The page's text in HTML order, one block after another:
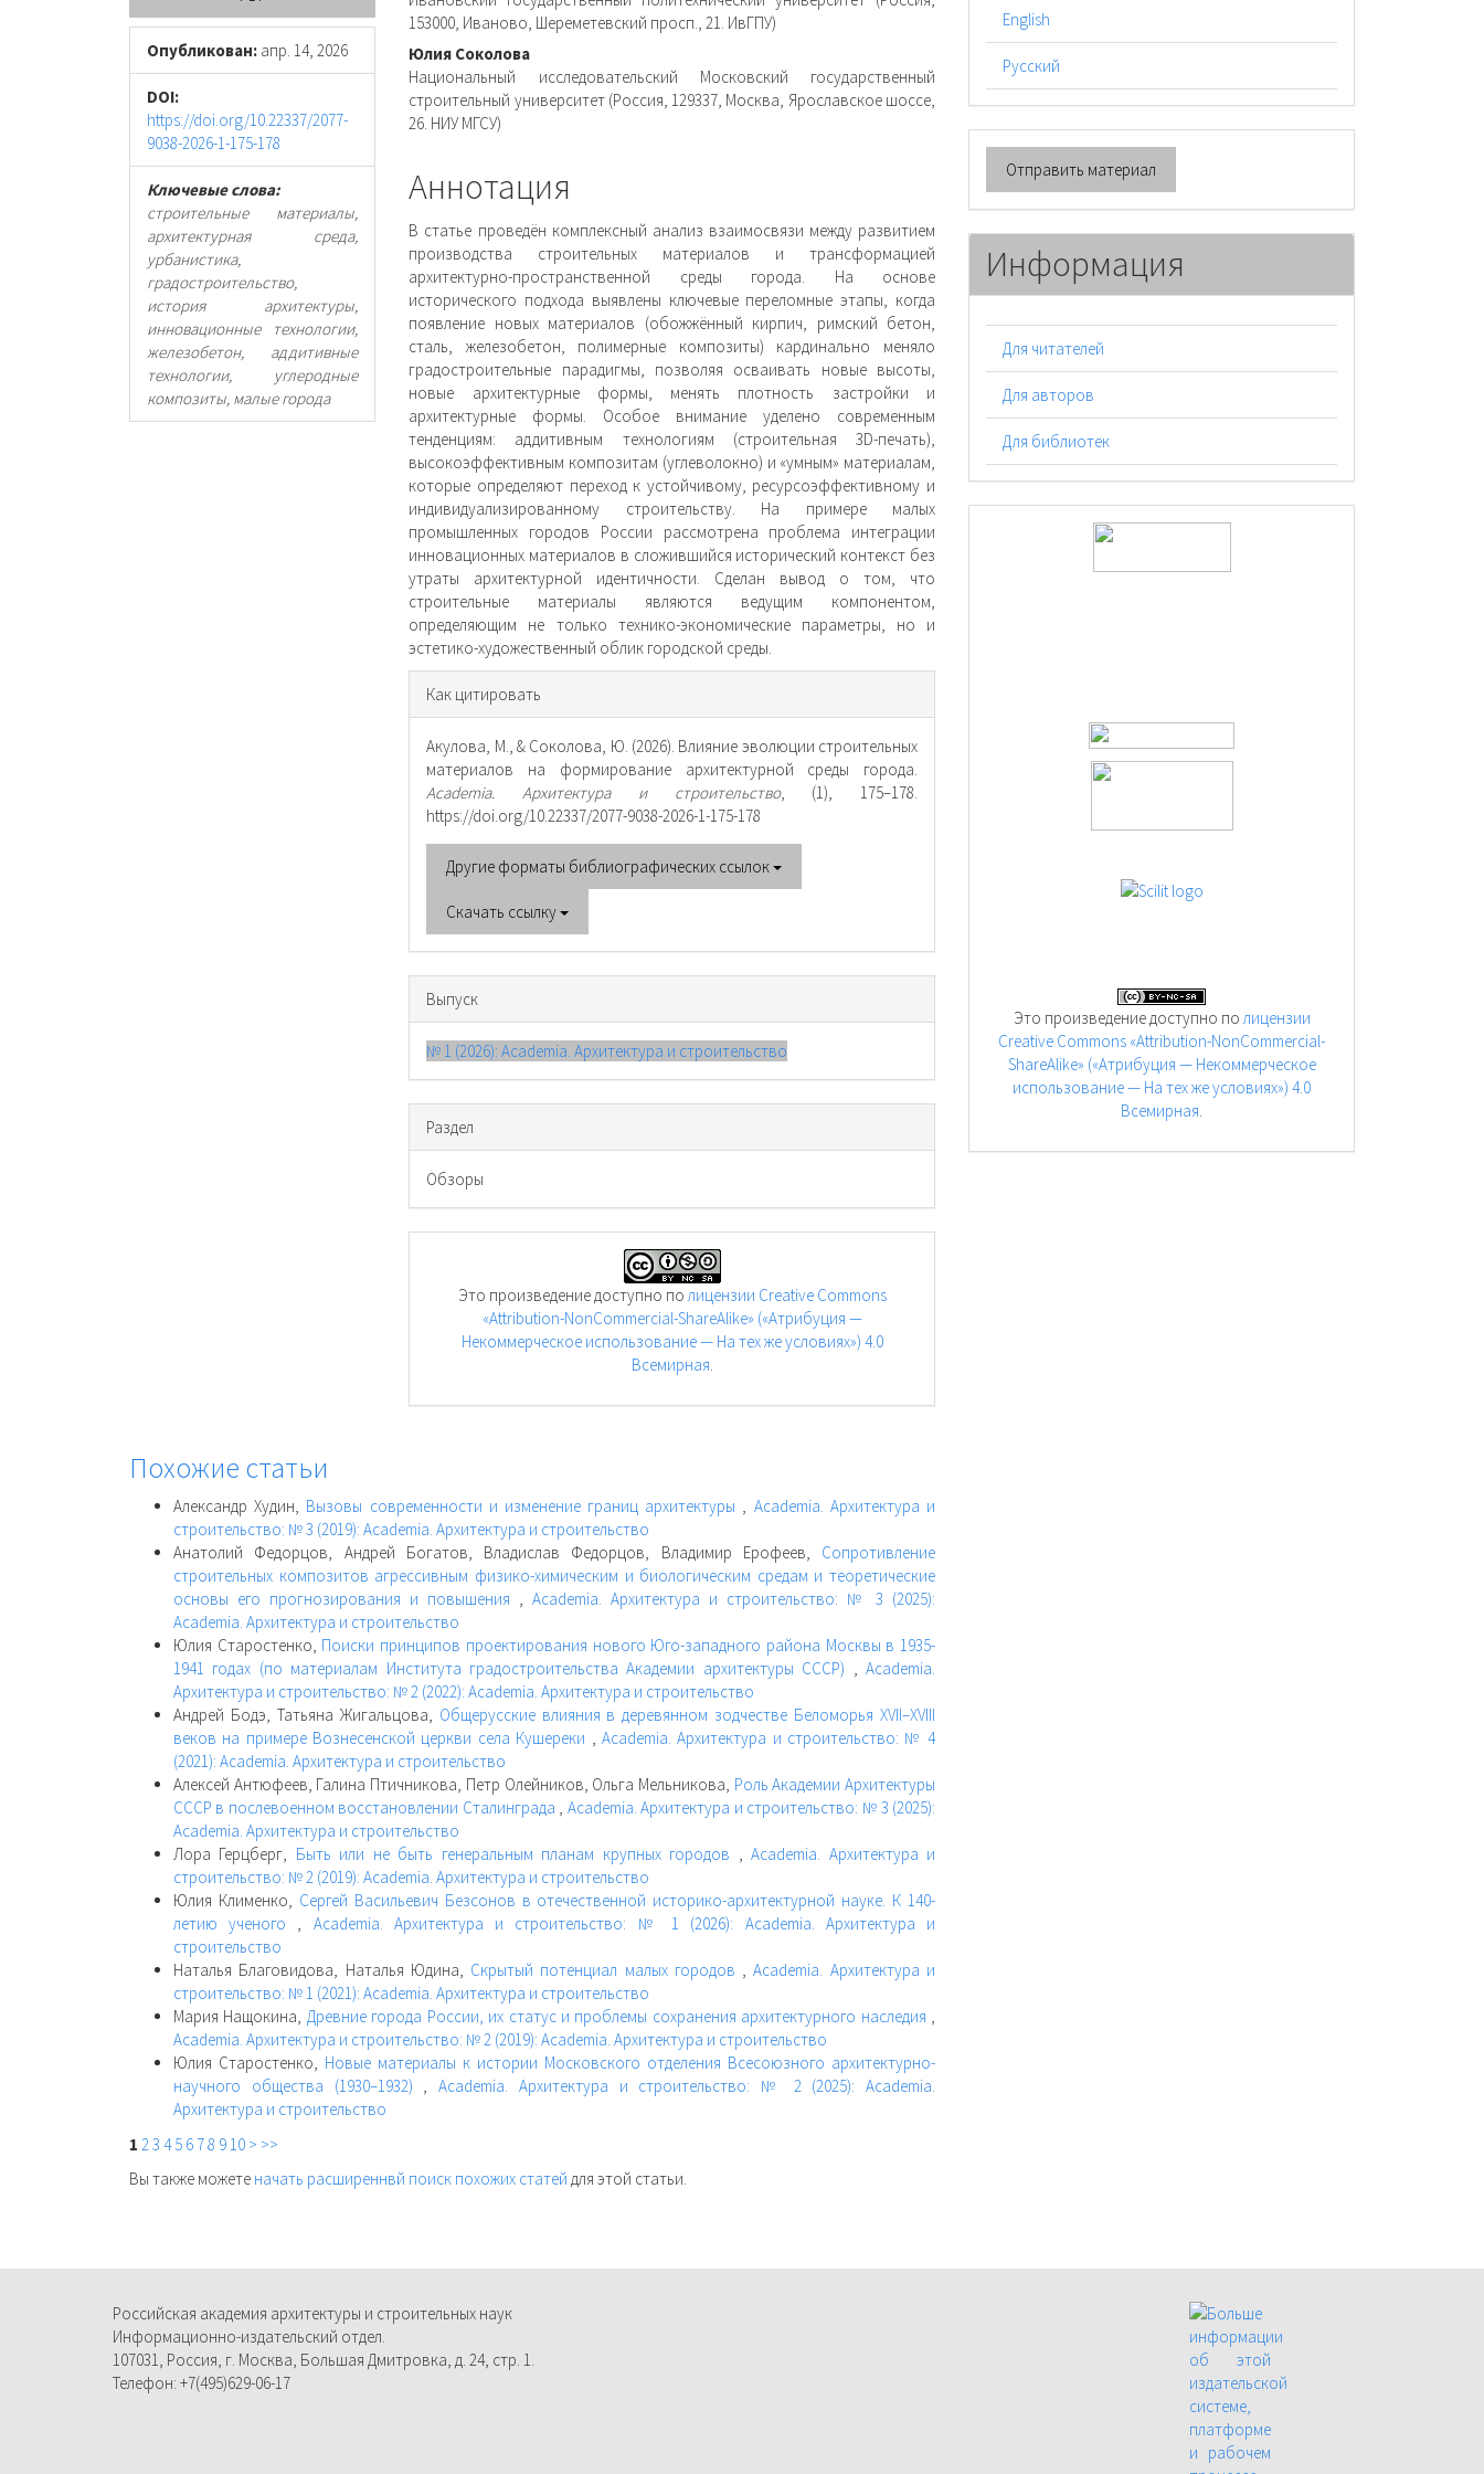
панель
статьи
Опубликован: апр. 14, 2026
DOI:
https://doi.org/10.22337/2077-
9038-2026-1-175-178
Ключевые слова:
строительные материалы,
архитектурная среда,
урбанистика,
градостроительство,
история архитектуры,
инновационные технологии,
железобетон, аддитивные
технологии, углеродные
композиты, малые города
содержимое
статьи
153000, Иваново, Шереметевский просп., 21. ИвГПУ)
Юлия Соколова
Национальный исследовательский Московский государственный
строительный университет (Россия, 129337, Москва, Ярославское шоссе,
26. НИУ МГСУ)
Аннотация
В статье проведён комплексный анализ взаимосвязи между развитием
производства строительных материалов и трансформацией
архитектурно-пространственной среды города. На основе
исторического подхода выявлены ключевые переломные этапы, когда
появление новых материалов (обожжённый кирпич, римский бетон,
сталь, железобетон, полимерные композиты) кардинально меняло
градостроительные парадигмы, позволяя осваивать новые высоты,
новые архитектурные формы, менять плотность застройки и
архитектурные формы. Особое внимание уделено современным
тенденциям: аддитивным технологиям (строительная 3D-печать),
высокоэффективным композитам (углеволокно) и «умным» материалам,
которые определяют переход к устойчивому, ресурсоэффективному и
индивидуализированному строительству. На примере малых
промышленных городов России рассмотрена проблема интеграции
инновационных материалов в сложившийся исторический контекст без
утраты архитектурной идентичности. Сделан вывод о том, что
строительные материалы являются ведущим компонентом,
определяющим не только технико-экономические параметры, но и
эстетико-художественный облик городской среды.
Информация
о статье
Как цитировать
Акулова, М., & Соколова, Ю. (2026). Влияние эволюции строительных
материалов на формирование архитектурной среды города.
Academia. Архитектура и строительство, (1), 175–178.
https://doi.org/10.22337/2077-9038-2026-1-175-178
Другие форматы библиографических ссылок
Скачать ссылку
Выпуск
№ 1 (2026): Academia. Архитектура и строительство
Раздел
Обзоры
Это произведение доступно полицензии Creative Commons
«Attribution-NonCommercial-ShareAlike» («Атрибуция —
Некоммерческое использование — На тех же условиях») 4.0
Всемирная.
Похожие статьи
Александр Худин, Вызовы современности и изменение границ архитектуры , Academia. Архитектура и
строительство: № 3 (2019): Academia. Архитектура и строительство
Анатолий Федорцов, Андрей Богатов, Владислав Федорцов, Владимир Ерофеев, Сопротивление
строительных композитов агрессивным физико-химическим и биологическим средам и теоретические
основы его прогнозирования и повышения , Academia. Архитектура и строительство: № 3 (2025):
Academia. Архитектура и строительство
Юлия Старостенко, Поиски принципов проектирования нового Юго-западного района Москвы в 1935-
1941 годах (по материалам Института градостроительства Академии архитектуры СССР) ,Academia.
Архитектура и строительство: № 2 (2022): Academia. Архитектура и строительство
Андрей Бодэ, Татьяна Жигальцова, Общерусские влияния в деревянном зодчестве Беломорья XVII–XVIII
веков на примере Вознесенской церкви села Кушереки , Academia. Архитектура и строительство: № 4
(2021): Academia. Архитектура и строительство
Алексей Антюфеев, Галина Птичникова, Петр Олейников, Ольга Мельникова, Роль Академии Архитектуры
СССР в послевоенном восстановлении Сталинграда , Academia. Архитектура и строительство: № 3 (2025):
Academia. Архитектура и строительство
Лора Герцберг, Быть или не быть генеральным планам крупных городов ,Academia. Архитектура и
строительство: № 2 (2019): Academia. Архитектура и строительство
Юлия Клименко, Сергей Васильевич Безсонов в отечественной историко-архитектурной науке. К 140-
летию ученого , Academia. Архитектура и строительство: № 1 (2026): Academia. Архитектура и
строительство
Наталья Благовидова, Наталья Юдина, Скрытый потенциал малых городов ,Academia. Архитектура и
строительство: № 1 (2021): Academia. Архитектура и строительство
Мария Нащокина, Древние города России, их статус и проблемы сохранения архитектурного наследия ,
Academia. Архитектура и строительство: № 2 (2019): Academia. Архитектура и строительство
Юлия Старостенко, Новые материалы к истории Московского отделения Всесоюзного архитектурно-
научного общества (1930–1932) , Academia. Архитектура и строительство: № 2 (2025): Academia.
Архитектура и строительство
1 2 3 4 5 6 78 9 10 > >>
Вы также можете начать расширеннвй поиск похожих статей для этой статьи.
English
Русский
Отправить
материал
Отправить материал
Информация
Для читателей
Для авторов
Для библиотек
Это произведение доступно полицензии
Creative Commons «Attribution-NonCommercial-
ShareAlike» («Атрибуция — Некоммерческое
использование — На тех же условиях») 4.0
Всемирная.
Российская академия архитектуры и строительных наук
Информационно-издательский отдел.
107031, Россия, г. Москва, Большая Дмитровка, д. 24, стр. 1.
Телефон: +7(495)629-06-17